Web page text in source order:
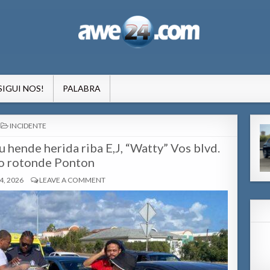
NOS! PALABRA
POSTED
IN
INCIDENTE
herida riba E,J, “Watty” Vos blvd.
rotonde Ponton
2026 LEAVE A COMMENT